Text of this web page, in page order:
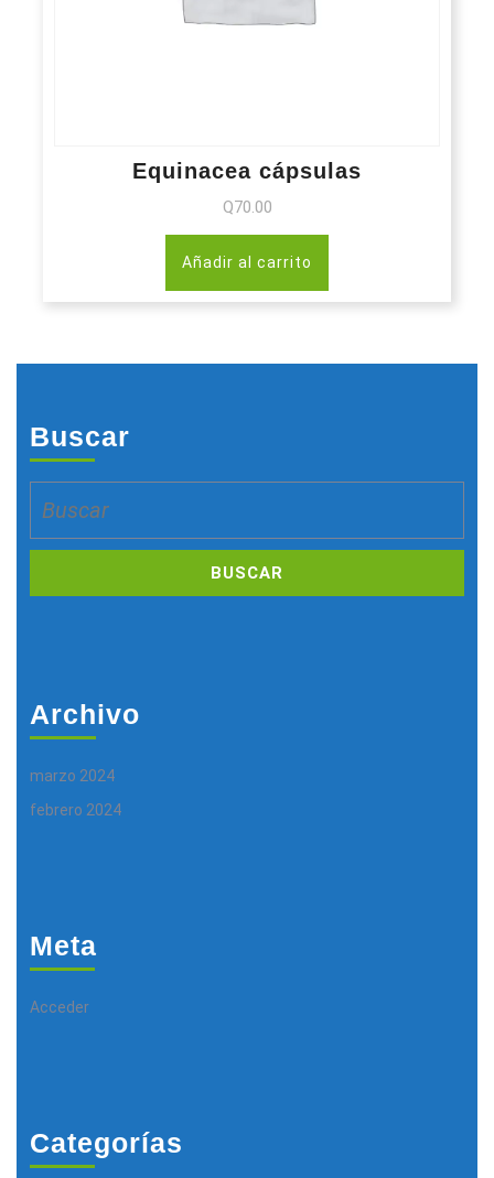
Equinacea cápsulas
Q70.00
Añadir al carrito
Buscar
Archivo
marzo 2024
febrero 2024
Meta
Acceder
Categorías